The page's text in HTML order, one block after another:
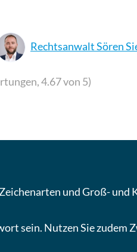
Rechtsanwalt Sören
4.67von 5)
und Groß- und
sein. Nutzen Sie zudem